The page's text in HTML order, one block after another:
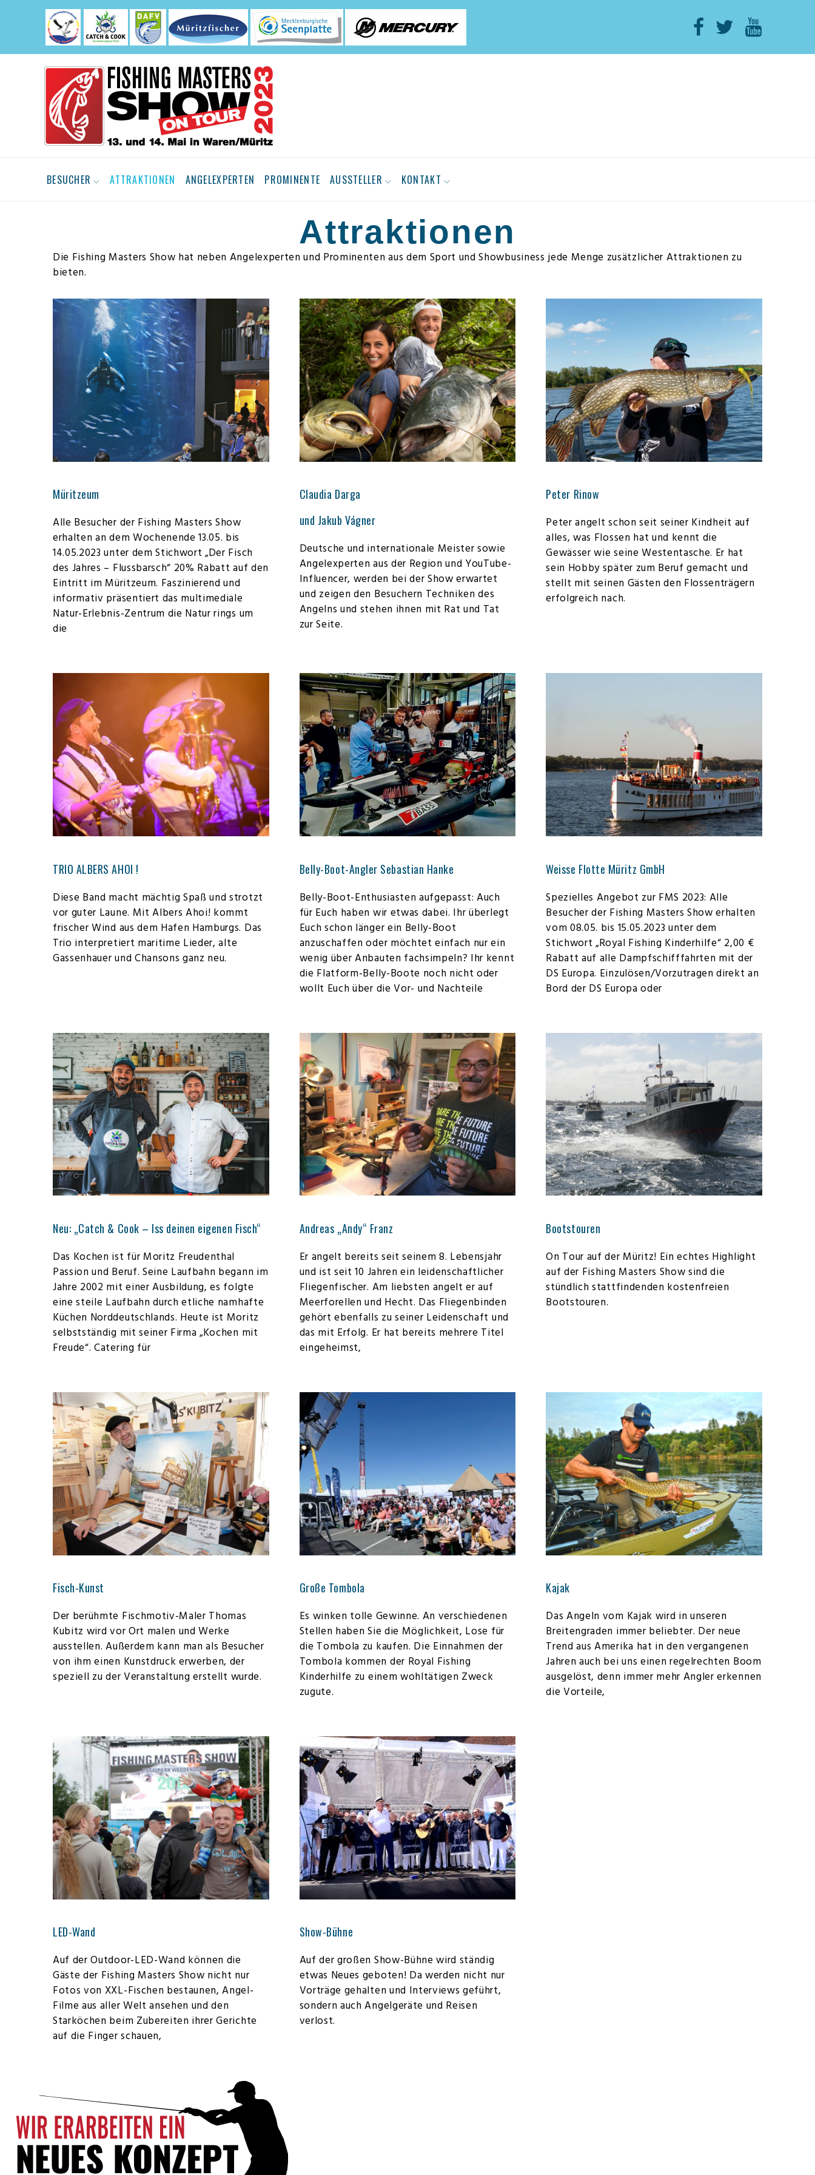
BESUCHER ATTRAKTIONEN ANGELEXPERTEN PROMINENTE AUSSTELLER KONTAKT
Attraktionen
Die Fishing Masters Show hat neben Angelexperten und Prominenten aus dem Sport und Showbusiness jede Menge zusätzlicher Attraktionen zu
bieten.
Müritzeum
Alle Besucher der Fishing Masters Show
erhalten an dem Wochenende 13.05. bis
14.05.2023 unter dem Stichwort „Der Fisch
des Jahres – Flussbarsch“ 20% Rabatt auf den
Eintritt im Müritzeum. Faszinierend und
informativ präsentiert das multimediale
Natur-Erlebnis-Zentrum die Natur rings um
die
Claudia Darga
und Jakub Vágner
Deutsche und internationale Meister sowie
Angelexperten aus der Region und YouTube-
Influencer, werden bei der Show erwartet
und zeigen den Besuchern Techniken des
Angelns und stehen ihnen mit Rat und Tat
zur Seite.
Peter Rinow
Peter angelt schon seit seiner Kindheit auf
alles, was Flossen hat und kennt die
Gewässer wie seine Westentasche. Er hat
sein Hobby später zum Beruf gemacht und
stellt mit seinen Gästen den Flossenträgern
erfolgreich nach.
TRIO ALBERS AHOI !
Diese Band macht mächtig Spaß und strotzt
vor guter Laune. Mit Albers Ahoi! kommt
frischer Wind aus dem Hafen Hamburgs. Das
Trio interpretiert maritime Lieder, alte
Gassenhauer und Chansons ganz neu.
Belly-Boot-Angler Sebastian Hanke
Belly-Boot-Enthusiasten aufgepasst: Auch
für Euch haben wir etwas dabei. Ihr überlegt
Euch schon länger ein Belly-Boot
anzuschaffen oder möchtet einfach nur ein
wenig über Anbauten fachsimpeln? Ihr kennt
die Flatform-Belly-Boote noch nicht oder
wollt Euch über die Vor- und Nachteile
Weisse Flotte Müritz GmbH
Spezielles Angebot zur FMS 2023: Alle
Besucher der Fishing Masters Show erhalten
vom 08.05. bis 15.05.2023 unter dem
Stichwort „Royal Fishing Kinderhilfe“ 2,00 €
Rabatt auf alle Dampfschifffahrten mit der
DS Europa. Einzulösen/Vorzutragen direkt an
Bord der DS Europa oder
Neu: „Catch & Cook – Iss deinen eigenen Fisch“
Das Kochen ist für Moritz Freudenthal
Passion und Beruf. Seine Laufbahn begann im
Jahre 2002 mit einer Ausbildung, es folgte
eine steile Laufbahn durch etliche namhafte
Küchen Norddeutschlands. Heute ist Moritz
selbstständig mit seiner Firma „Kochen mit
Freude“. Catering für
Andreas „Andy“ Franz
Er angelt bereits seit seinem 8. Lebensjahr
und ist seit 10 Jahren ein leidenschaftlicher
Fliegenfischer. Am liebsten angelt er auf
Meerforellen und Hecht. Das Fliegenbinden
gehört ebenfalls zu seiner Leidenschaft und
das mit Erfolg. Er hat bereits mehrere Titel
eingeheimst,
Bootstouren
On Tour auf der Müritz! Ein echtes Highlight
auf der Fishing Masters Show sind die
stündlich stattfindenden kostenfreien
Bootstouren.
Fisch-Kunst
Der berühmte Fischmotiv-Maler Thomas
Kubitz wird vor Ort malen und Werke
ausstellen. Außerdem kann man als Besucher
von ihm einen Kunstdruck erwerben, der
speziell zu der Veranstaltung erstellt wurde.
Große Tombola
Es winken tolle Gewinne. An verschiedenen
Stellen haben Sie die Möglichkeit, Lose für
die Tombola zu kaufen. Die Einnahmen der
Tombola kommen der Royal Fishing
Kinderhilfe zu einem wohltätigen Zweck
zugute.
Kajak
Das Angeln vom Kajak wird in unseren
Breitengraden immer beliebter. Der neue
Trend aus Amerika hat in den vergangenen
Jahren auch bei uns einen regelrechten Boom
ausgelöst, denn immer mehr Angler erkennen
die Vorteile,
LED-Wand
Auf der Outdoor-LED-Wand können die
Gäste der Fishing Masters Show nicht nur
Fotos von XXL-Fischen bestaunen, Angel-
Filme aus aller Welt ansehen und den
Starköchen beim Zubereiten ihrer Gerichte
auf die Finger schauen,
Show-Bühne
Auf der großen Show-Bühne wird ständig
etwas Neues geboten! Da werden nicht nur
Vorträge gehalten und Interviews geführt,
sondern auch Angelgeräte und Reisen
verlost.